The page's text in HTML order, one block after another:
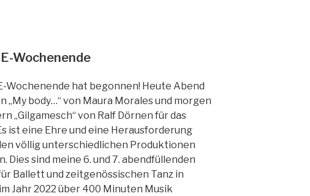
Wochenende
Wochenende hat begonnen! Heute Abend
„My body…“ von Maura Morales und morgen
„Gilgamesch“ von Ralf Dörnen für das
ist eine Ehre und eine Herausforderung
völlig unterschiedlichen Produktionen
Dies sind meine 6. und 7. abendfüllenden
Ballett und zeitgenössischen Tanz in
Jahr 2022 über 400 Minuten Musik